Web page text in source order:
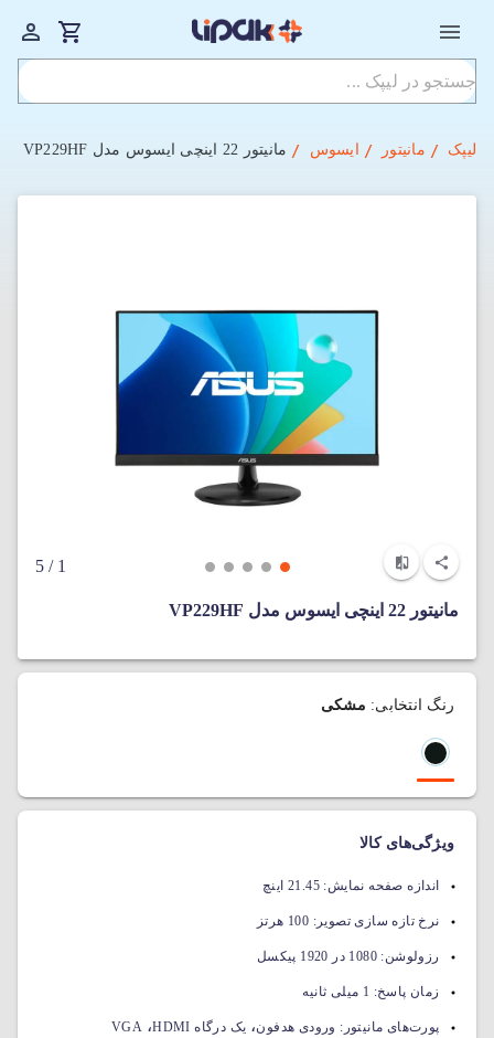
لیپک مانیتور ایسوس مانیتور 22 اینچی ایسوس مدل VP229HF
1
/ 5
مانیتور 22 اینچی ایسوس مدل VP229HF
رنگ انتخابی: مشکی
ویژگی‌های کالا
اندازه صفحه نمایش:21.45 اینچ
نرخ تازه سازی تصویر: 100 هرتز
رزولوشن: 1080 در 1920 پیکسل
زمان پاسخ: 1 میلی ثانیه
پورت‌های مانیتور: ورودی هدفون، یک درگاه HDMI ، VGA